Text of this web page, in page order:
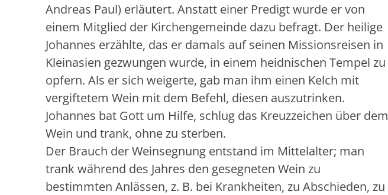
Andreas Paul) erläutert. Anstatt einer Predigt wurde er von
einem Mitglied der Kirchengemeinde dazu befragt. Der heilige
Johannes erzählte, das er damals auf seinen Missionsreisen in
Kleinasien gezwungen wurde, in einem heidnischen Tempel zu
opfern. Als er sich weigerte, gab man ihm einen Kelch mit
vergiftetem Wein mit dem Befehl, diesen auszutrinken.
Johannes bat Gott um Hilfe, schlug das Kreuzzeichen über dem
Wein und trank, ohne zu sterben.
Der Brauch der Weinsegnung entstand im Mittelalter; man
trank während des Jahres den gesegneten Wein zu
bestimmten Anlässen, z. B. bei Krankheiten, zu Abschieden, zu